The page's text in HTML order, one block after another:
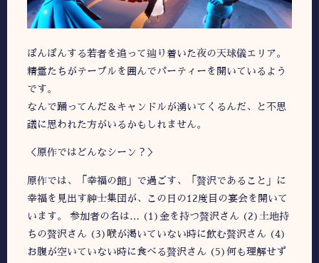
ぽんぽんする若者を追って辿り着いた夜の天球儀エリア。
精霊たちがテーブルを囲んでパーティーを開いているよう
です。
なんで踊ってんだ＆キャンドルが湧いてくるんだ、と不思
議に思われた方がいるかもしれません。
＜原作ではどんなシーン？＞
原作では、「幸福の館」で過ごす、「贅沢であること」に
幸福を見出す紳士集団が、この日の12度目の宴会を開いて
います。 参加者の名は… (1)金を持つ贅沢さん (2)土地持
ちの贅沢さん (3)喉が渇いていない時に飲む贅沢さん (4)
お腹が空いていない時に食べる贅沢さん (5)何も理解せず